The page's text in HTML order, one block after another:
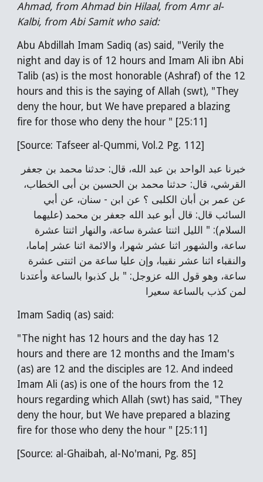
Ahmad, from Ahmad bin Hilaal, from Amr al-
Kalbi, from Abi Samit who said:
Abu Abdillah Imam Sadiq (as) said, "Verily the
night and day is of 12 hours and Imam Ali ibn Abi
Talib (as) is the most honorable (Ashraf) of the 12
hours and this is the saying of Allah (swt), "They
deny the hour, but We have prepared a blazing
fire for those who deny the hour " [25:11]
[Source: Tafseer al-Qummi, Vol.2 Pg. 112]
خبرنا عبد الواحد بن عبد الله، قال: حدثنا محمد بن جعفر
القرشي، قال: حدثنا محمد بن الحسين بن أبى الخطاب،
عن عمر بن أبان الكلبى ؟ عن ابن - سنان، عن أبي
السائب قال: قال أبو عبد الله جعفر بن محمد (عليهما
السلام): " الليل اثنتا عشرة ساعة، والنهار اثنتا عشرة
ساعة، والشهور اثنا عشر شهرا، والائمة اثنا عشر إماما،
والنقباء اثنا عشر نقيبا، وإن عليا ساعة من اثنتى عشرة
ساعة، وهو قول الله عزوجل: " بل كذبوا بالساعة وأعتدنا
لمن كذب بالساعة سعيرا
Imam Sadiq (as) said:
"The night has 12 hours and the day has 12
hours and there are 12 months and the Imam's
(as) are 12 and the disciples are 12. And indeed
Imam Ali (as) is one of the hours from the 12
hours regarding which Allah (swt) has said, "They
deny the hour, but We have prepared a blazing
fire for those who deny the hour " [25:11]
[Source: al-Ghaibah, al-No'mani, Pg. 85]